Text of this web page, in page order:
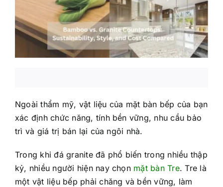
Liên Hệ Chúng Tôi
Câu Hỏi Thường Gặp
Ngoài thẩm mỹ, vật liệu của mặt bàn bếp của bạn
xác định chức năng, tính bền vững, nhu cầu bảo
trì và giá trị bán lại của ngôi nhà.
Trong khi đá granite đã phổ biến trong nhiều thập
kỷ, nhiều người hiện nay chọn mặt bàn Tre. Tre là
một vật liệu bếp phải chăng và bền vững, làm